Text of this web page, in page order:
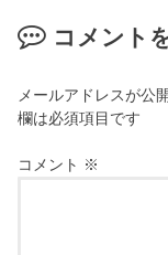
コメント
メールアドレスが公
欄は必須項目です
コメント ※